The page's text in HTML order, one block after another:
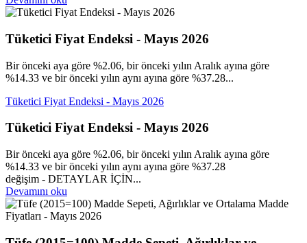
Tüketici Fiyat Endeksi - Mayıs 2026
Bir önceki aya göre %2.06, bir önceki yılın Aralık ayına göre
%14.33 ve bir önceki yılın aynı ayına göre %37.28...
Tüketici Fiyat Endeksi - Mayıs 2026
Tüketici Fiyat Endeksi - Mayıs 2026
Bir önceki aya göre %2.06, bir önceki yılın Aralık ayına göre
%14.33 ve bir önceki yılın aynı ayına göre %37.28
değişim - DETAYLAR İÇİN...
Devamını oku